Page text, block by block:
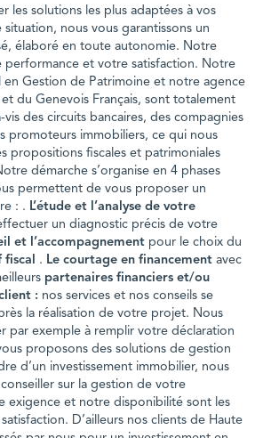
les solutions les plus adaptées à vos
nous vous garantissons un
élaboré en toute autonomie. Notre
performance et votre satisfaction. Notre
Gestion de Patrimoine et notre agence
du Genevois Français, sont totalement
vis des circuits bancaires, des compagnies
promoteurs immobiliers, ce qui nous
propositions fiscales et patrimoniales
démarche s’organise en 4 phases
permettent de vous proposer un
: . L’étude et l’analyse de votre
un diagnostic précis de votre
et l’accompagnement pour le choix du
. Le courtage en financement avec
partenaires financiers et/ou
: nos services et nos conseils se
la réalisation de votre projet. Nous
par exemple à remplir votre déclaration
proposons des solutions de gestion
d’un investissement immobilier, nous
sur la gestion de votre
exigence et notre disponibilité sont les
D’ailleurs nos clients de Haute